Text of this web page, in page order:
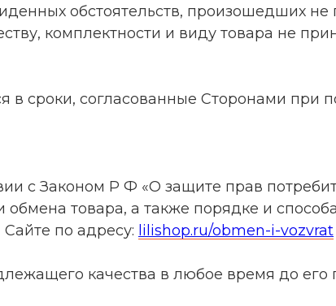
обстоятельств, произошедших не
комплектности и виду товара не
в сроки, согласованные Сторонами при
с Законом Р Ф «О защите прав
обмена товара, а также порядке и
по адресу: lilishop.ru/obmen-i-vozvrat
качества в любое время до